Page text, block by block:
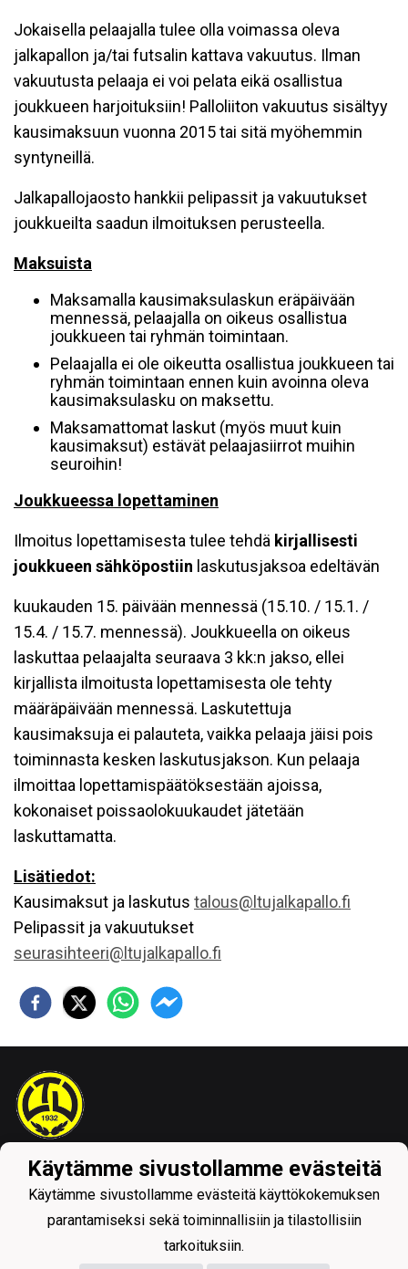
Jokaisella pelaajalla tulee olla voimassa oleva
jalkapallon ja/tai futsalin kattava vakuutus. Ilman
vakuutusta pelaaja ei voi pelata eikä osallistua
joukkueen harjoituksiin! Palloliiton vakuutus sisältyy
kausimaksuun vuonna 2015 tai sitä myöhemmin
syntyneillä.
Jalkapallojaosto hankkii pelipassit ja vakuutukset
joukkueilta saadun ilmoituksen perusteella.
Maksuista
Maksamalla kausimaksulaskun eräpäivään
mennessä, pelaajalla on oikeus osallistua
joukkueen tai ryhmän toimintaan.
Pelaajalla ei ole oikeutta osallistua joukkueen tai
ryhmän toimintaan ennen kuin avoinna oleva
kausimaksulasku on maksettu.
Maksamattomat laskut (myös muut kuin
kausimaksut) estävät pelaajasiirrot muihin
seuroihin!
Joukkueessa lopettaminen
Ilmoitus lopettamisesta tulee tehdä kirjallisesti
joukkueen sähköpostiin laskutusjaksoa edeltävän
kuukauden 15. päivään mennessä (15.10. / 15.1. /
15.4. / 15.7. mennessä). Joukkueella on oikeus
laskuttaa pelaajalta seuraava 3 kk:n jakso, ellei
kirjallista ilmoitusta lopettamisesta ole tehty
määräpäivään mennessä. Laskutettuja
kausimaksuja ei palauteta, vaikka pelaaja jäisi pois
toiminnasta kesken laskutusjakson. Kun pelaaja
ilmoittaa lopettamispäätöksestään ajoissa,
kokonaiset poissaolokuukaudet jätetään
laskuttamatta.
Lisätiedot:
Kausimaksut ja laskutus talous@ltujalkapallo.fi
Pelipassit ja vakuutukset
seurasihteeri@ltujalkapallo.fi
Tietosuojaseloste
Käytämme sivustollamme evästeitä
Käytämme sivustollamme evästeitä käyttökokemuksen
parantamiseksi sekä toiminnallisiin ja tilastollisiin
tarkoituksiin.